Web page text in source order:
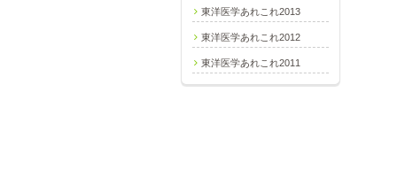
東洋医学あれこれ2013
東洋医学あれこれ2012
東洋医学あれこれ2011